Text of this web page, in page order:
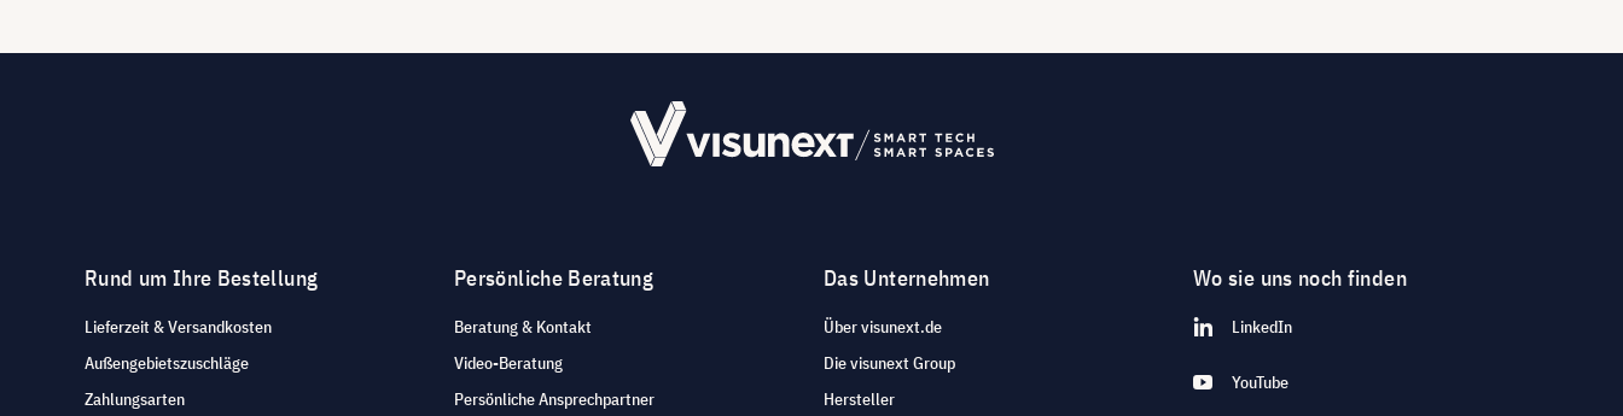
Rund um Ihre Bestellung
Lieferzeit & Versandkosten
Außengebietszuschläge
Zahlungsarten
Persönliche Beratung
Beratung & Kontakt
Video-Beratung
Persönliche Ansprechpartner
Das Unternehmen
Über visunext.de
Die visunext Group
Hersteller
Wo sie uns noch finden
LinkedIn
YouTube